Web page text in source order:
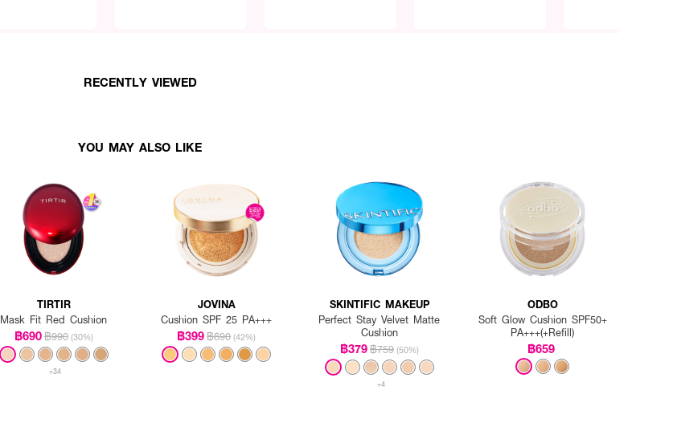
RECENTLY VIEWED
YOU MAY ALSO LIKE
TIRTIR
Mask Fit Red Cushion
฿690฿990 (30%)
+34
JOVINA
Cushion SPF 25 PA+++
฿399฿690 (42%)
SKINTIFIC MAKEUP
Perfect Stay Velvet Matte
Cushion
฿379฿759 (50%)
+4
ODBO
Soft Glow Cushion SPF50+
PA+++(+Refill)
฿659